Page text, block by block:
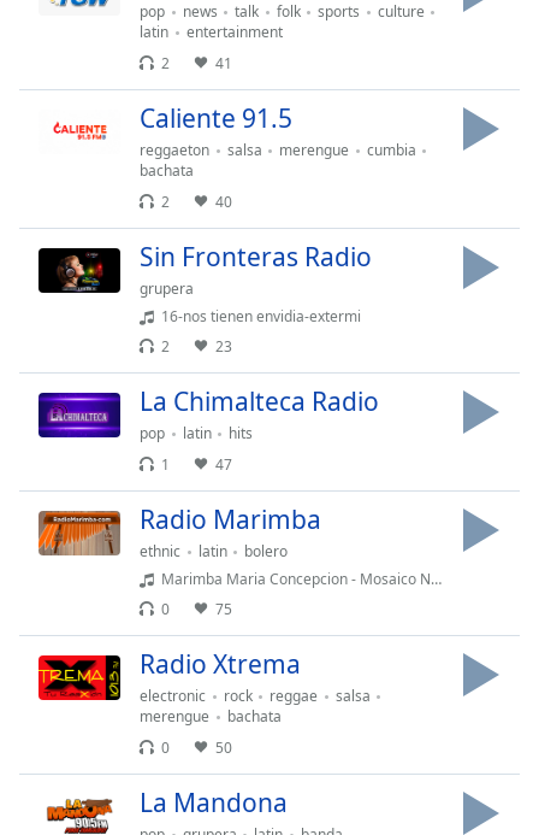
Font
Style
Reset
Done
Modal
Dialog
pop news talk folk sports
culture
latin
entertainment
2
41
Caliente 91.5
reggaeton salsa merengue
cumbia
bachata
2
40
Sin Fronteras Radio
grupera
16-nos tienen envidia-extermi
2
23
La Chimalteca Radio
pop latin
hits
1
47
Radio Marimba
ethnic latin
bolero
Marimba Maria Concepcion - Mosaico Nacional 7
0
75
Radio Xtrema
electronic rock reggae
salsa
merengue
bachata
0
50
La Mandona